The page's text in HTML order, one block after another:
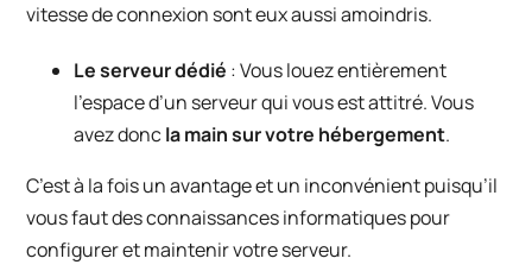
vitesse de connexion sont eux aussi amoindris.
Le serveur dédié : Vous louez entièrement
l’espace d’un serveur qui vous est attitré. Vous
avez doncla main sur votre hébergement.
C’est à la fois un avantage et un inconvénient puisqu’il
vous faut des connaissances informatiques pour
configurer et maintenir votre serveur.